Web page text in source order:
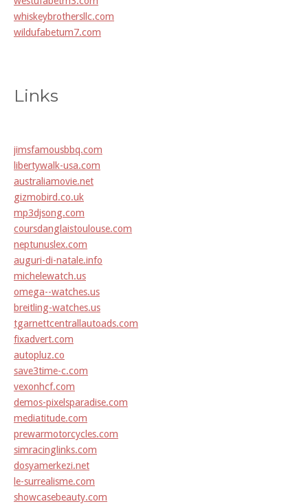
whiskeybrothersllc.com
wildufabetum7.com
Links
jimsfamousbbq.com
libertywalk-usa.com
australiamovie.net
gizmobird.co.uk
mp3djsong.com
coursdanglaistoulouse.com
neptunuslex.com
auguri-di-natale.info
michelewatch.us
omega--watches.us
breitling-watches.us
tgarnettcentrallautoads.com
fixadvert.com
autopluz.co
save3time-c.com
vexonhcf.com
demos-pixelsparadise.com
mediatitude.com
prewarmotorcycles.com
simracinglinks.com
dosyamerkezi.net
le-surrealisme.com
showcasebeauty.com